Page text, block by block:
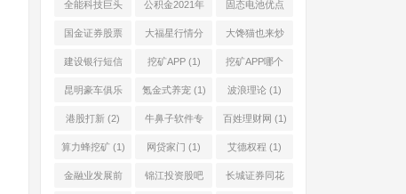
全能科技巨头
(1)
公积金2021年
起不允许提取
固态电池优点
(1)
国金证券股票
(2)
大福星行情分
析系统(1)
大馋猫也来炒
股票(1)
建设银行短信
服务费(1)
挖矿APP(1) 挖矿APP哪个
靠谱(1)
昆明豪车俱乐
部(1)
氪金式养宠(1) 波浪理论 (1)
港股打新 (2) 牛鼻子软件专
业版(1)
百姓理财网 (1)
算力蜂挖矿(1) 网贷家门 (1) 艾德权程 (1)
金融业发展前 锦江投资股吧 长城证券同花